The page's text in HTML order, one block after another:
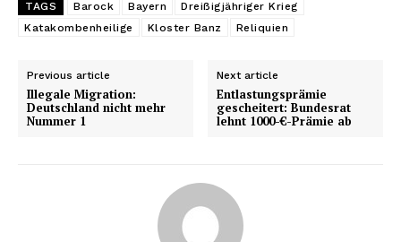
TAGS Barock Bayern
Dreißigjähriger Krieg
Katakombenheilige
Kloster Banz Reliquien
Previous article
Illegale Migration:
Deutschland nicht mehr
Nummer 1
Next article
Entlastungsprämie
gescheitert: Bundesrat
lehnt 1000-€-Prämie ab